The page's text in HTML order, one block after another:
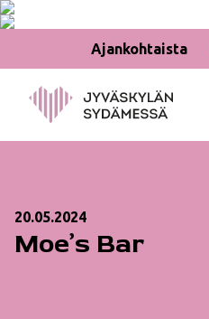
Ajankohtaista
sisältöön
20.05.2024
Moe’s Bar